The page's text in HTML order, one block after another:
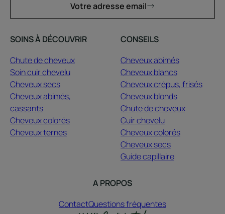
Votre adresse email
SOINS À DÉCOUVRIR
Chute de cheveux
Soin cuir chevelu
Cheveux secs
Cheveux abimés,
cassants
Cheveux colorés
Cheveux ternes
CONSEILS
Cheveux abimés
Cheveux blancs
Cheveux crépus, frisés
Cheveux blonds
Chute de cheveux
Cuir chevelu
Cheveux colorés
Cheveux secs
Guide capillaire
A PROPOS
ContactQuestions fréquentes